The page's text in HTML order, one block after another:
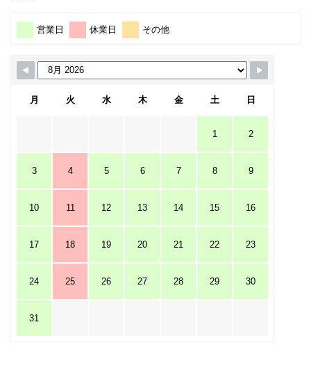
営業日 休業日 その他
月 火 水 木 金 土 日
1 2
3 4 5 6 7 8 9
10 11 12 13 14 15 16
17 18 19 20 21 22 23
24 25 26 27 28 29 30
31